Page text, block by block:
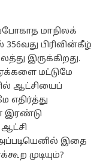
மாநிலக்
பிரிவின்கீழ்
இருக்கிறது.
மட்டுமே
ஆட்சியைப்
எதிர்த்து
இரண்டு
ஆட்சி
அப்படியெனில் இதை
முடியும்?